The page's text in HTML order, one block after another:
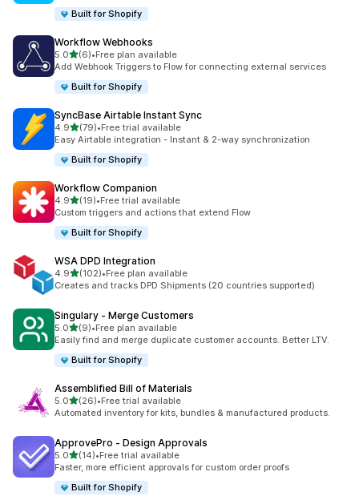
Built for Shopify
Workflow Webhooks
5.0별 5개 중
(6)
총 리뷰 6개
•Free plan available
Add Webhook Triggers to Flow for connecting external services
Built for Shopify
SyncBase Airtable Instant Sync
4.9별 5개 중
(79)
총 리뷰 79개
•Free trial available
Easy Airtable integration - Instant & 2-way synchronization
Built for Shopify
Workflow Companion
4.9별 5개 중
(19)
총 리뷰 19개
•Free trial available
Custom triggers and actions that extend Flow
Built for Shopify
WSA DPD Integration
4.9별 5개 중
(102)
총 리뷰 102개
•Free plan available
Creates and tracks DPD Shipments (20 countries supported)
Singulary ‑ Merge Customers
5.0별 5개 중
(9)
총 리뷰 9개
•Free plan available
Easily find and merge duplicate customer accounts. Better LTV.
Built for Shopify
Assemblified Bill of Materials
5.0별 5개 중
(26)
총 리뷰 26개
•Free trial available
Automated inventory for kits, bundles & manufactured products.
ApprovePro ‑ Design Approvals
5.0별 5개 중
(14)
총 리뷰 14개
•Free trial available
Faster, more efficient approvals for custom order proofs
Built for Shopify